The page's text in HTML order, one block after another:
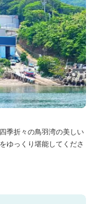
季折々の鳥羽湾の美しい
ゆっくり堪能してくださ